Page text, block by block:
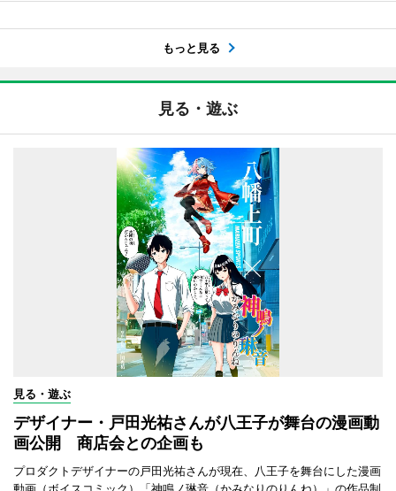
もっと見る
見る・遊ぶ
見る・遊ぶ
デザイナー・戸田光祐さんが八王子が舞台の漫画動
画公開 商店会との企画も
プロダクトデザイナーの戸田光祐さんが現在、八王子を舞台にした漫画
動画（ボイスコミック）「神鳴ノ琳音（かみなりのりんね）」の作品制